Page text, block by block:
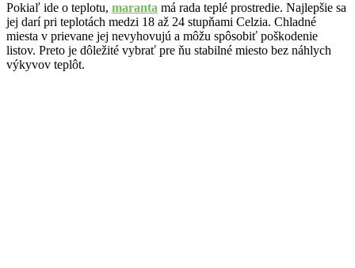
Pokiaľ ide o teplotu, maranta má rada teplé prostredie. Najlepšie sa
jej darí pri teplotách medzi 18 až 24 stupňami Celzia. Chladné
miesta v prievane jej nevyhovujú a môžu spôsobiť poškodenie
listov. Preto je dôležité vybrať pre ňu stabilné miesto bez náhlych
výkyvov teplôt.